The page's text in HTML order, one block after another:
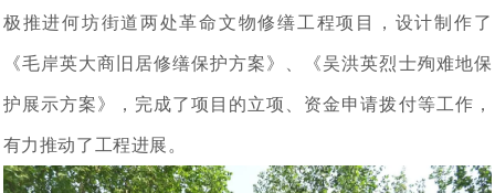
极推进何坊街道两处革命文物修缮工程项目，设计制作了
《毛岸英大商旧居修缮保护方案》、《吴洪英烈士殉难地保
护展示方案》，完成了项目的立项、资金申请拨付等工作，
有力推动了工程进展。